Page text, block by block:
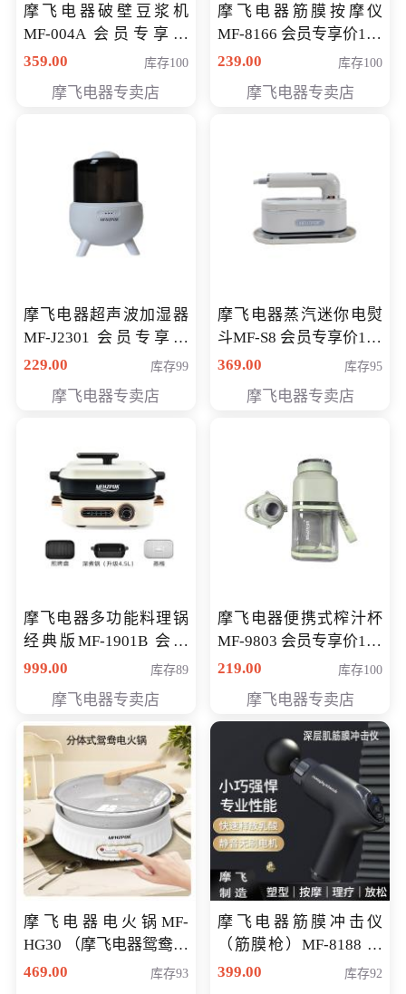
摩飞电器破壁豆浆机
MF-004A 会员专享价
168元
359.00 库存100
摩飞电器专卖店
摩飞电器筋膜按摩仪
MF-8166 会员专享价168
元
239.00 库存100
摩飞电器专卖店
摩飞电器超声波加湿器
MF-J2301 会员专享价
168元
229.00 库存99
摩飞电器专卖店
摩飞电器蒸汽迷你电熨
斗MF-S8 会员专享价168
元
369.00 库存95
摩飞电器专卖店
摩飞电器多功能料理锅
经典版MF-1901B 会员
专享价399元
999.00 库存89
摩飞电器专卖店
摩飞电器便携式榨汁杯
MF-9803 会员专享价138
元
219.00 库存100
摩飞电器专卖店
摩飞电器电火锅MF-
HG30 （摩飞电器鸳鸯锅
MF-HG30 ） 会员专享价
469.00 库存93
摩飞电器筋膜冲击仪
（筋膜枪）MF-8188 会
员专享价268元
399.00 库存92